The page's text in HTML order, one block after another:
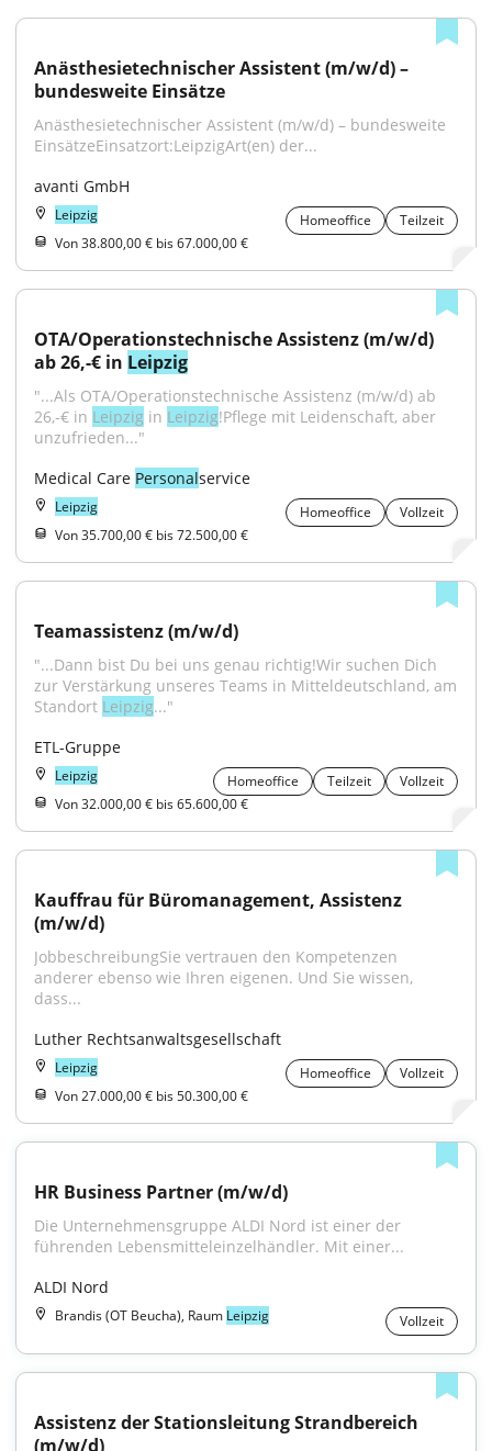
Anästhesietechnischer Assistent (m/w/d) –
bundesweite Einsätze
Anästhesietechnischer Assistent (m/w/d) – bundesweite
EinsätzeEinsatzort:LeipzigArt(en) der...
avanti GmbH
Leipzig Homeoffice
Teilzeit
Von 38.800,00 € bis 67.000,00 €
OTA/Operationstechnische Assistenz (m/w/d)
ab 26,-€ in Leipzig
"...Als OTA/Operationstechnische Assistenz (m/w/d) ab
26,-€ in Leipzig in Leipzig!Pflege mit Leidenschaft, aber
unzufrieden..."
Medical Care Personalservice
Leipzig Homeoffice
Vollzeit
Von 35.700,00 € bis 72.500,00 €
Teamassistenz (m/w/d)
"...Dann bist Du bei uns genau richtig!Wir suchen Dich
zur Verstärkung unseres Teams in Mitteldeutschland, am
Standort Leipzig..."
ETL-Gruppe
Leipzig Homeoffice Teilzeit
Vollzeit
Von 32.000,00 € bis 65.600,00 €
Kauffrau für Büromanagement, Assistenz
(m/w/d)
JobbeschreibungSie vertrauen den Kompetenzen
anderer ebenso wie Ihren eigenen. Und Sie wissen,
dass...
Luther Rechtsanwaltsgesellschaft
Leipzig Homeoffice
Vollzeit
Von 27.000,00 € bis 50.300,00 €
HR Business Partner (m/w/d)
Die Unternehmensgruppe ALDI Nord ist einer der
führenden Lebensmitteleinzelhändler. Mit einer...
ALDI Nord
Brandis (OT Beucha), Raum Leipzig Vollzeit
Assistenz der Stationsleitung Strandbereich
(m/w/d)